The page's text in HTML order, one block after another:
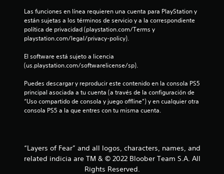
9
l
i
Las funciones en línea requieren una cuenta para PlayStation y
están sujetas a los términos de servicio y a la correspondiente
política de privacidad (playstation.com/Terms y
playstation.com/legal/privacy-policy).
El software está sujeto a licencia
(us.playstation.com/softwarelicense/sp).
Puedes descargar y reproducir este contenido en la consola PS5
principal asociada a tu cuenta (a través de la configuración de
“Uso compartido de consola y juego offline”) y en cualquier otra
consola PS5 a la que entres con tu misma cuenta.
“Layers of Fear” and all logos, characters, names, and
related indicia are TM & © 2022 Bloober Team S.A. All
Rights Reserved.